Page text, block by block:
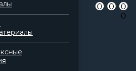
0 0
0
0